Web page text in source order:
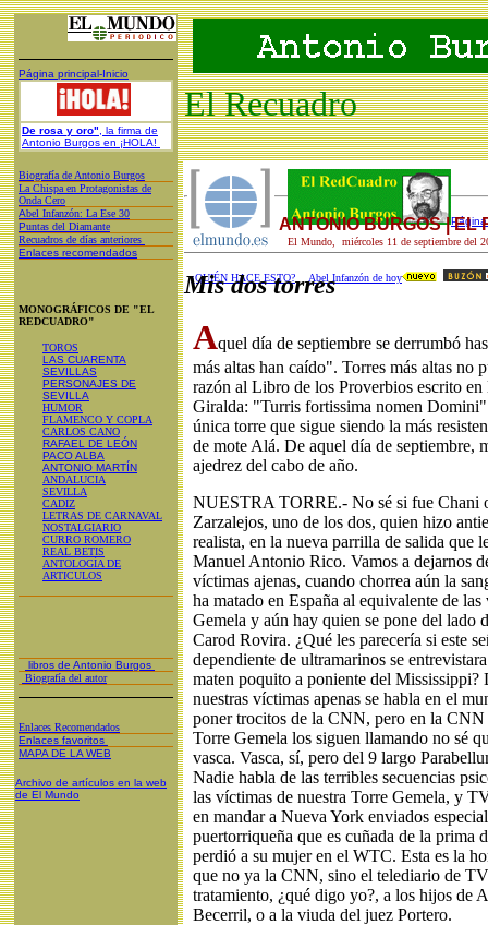
Página principal-Inicio
De rosa y oro" , la firma de
Antonio Burgos en ¡HOLA!
Biografía de Antonio Burgos
La Chispa en Protagonistas de
Onda Cero
Abel Infanzón: La Ese 30
Puntas del Diamante
Recuadros de días anteriores
Enlaces recomendados
MONOGRÁFICOS DE "EL
REDCUADRO"
TOROS
LAS CUARENTA
SEVILLAS
PERSONAJES DE
SEVILLA
HUMOR
FLAMENCO Y COPLA
CARLOS CANO
RAFAEL DE LEÓN
PACO ALBA
ANTONIO MARTÍN
ANDALUCIA
SEVILLA
CADIZ
LETRAS DE CARNAVAL
NOSTALGIARIO
CURRO ROMERO
REAL BETIS
ANTOLOGÍA DE
ARTICULOS
libros de Antonio Burgos
Biografía del autor
Enlaces Recomendados
Enlaces favoritos
MAPA DE LA WEB
Archivo de artículos en la web
de El Mundo
El Recuadro
El Mundo, miércoles 11 de septiembre del
¿QUIÉN HACE ESTO? Abel Infanzón de hoy
ANTONIO BURGOS | EL
Mis dos torres
Aquel día de septiembre se derrumbó
más altas han caído". Torres más altas no
razón al Libro de los Proverbios escrito en
Giralda: "Turris fortissima nomen
única torre que sigue siendo la más
de mote Alá. De aquel día de septiembre,
ajedrez del cabo de año.
NUESTRA TORRE.- No sé si fue Chani
Zarzalejos, uno de los dos, quien hizo
realista, en la nueva parrilla de salida que
Manuel Antonio Rico. Vamos a dejarnos
víctimas ajenas, cuando chorrea aún la
ha matado en España al equivalente de
Gemela y aún hay quien se pone del lado
Carod Rovira. ¿Qué les parecería si este
dependiente de ultramarinos se
maten poquito a poniente del Mississippi?
nuestras víctimas apenas se habla en el
poner trocitos de la CNN, pero en la CNN
Torre Gemela los siguen llamando no sé
vasca. Vasca, sí, pero del 9 largo
Nadie habla de las terribles secuencias
las víctimas de nuestra Torre Gemela, y
en mandar a Nueva York enviados
puertorriqueña que es cuñada de la prima
perdió a su mujer en el WTC. Esta es la
que no ya la CNN, sino el telediario de
tratamiento, ¿qué digo yo?, a los hijos de
Becerril, o a la viuda del juez Portero.